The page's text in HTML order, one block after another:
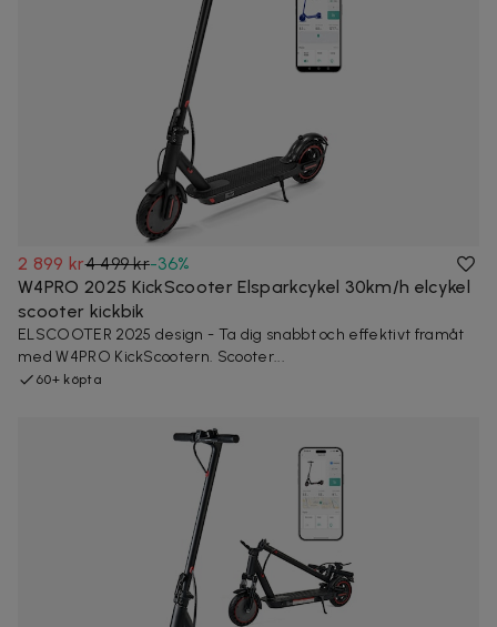
2 899 kr4 499 kr-36%
W4PRO 2025 KickScooter Elsparkcykel 30km/h elcykel
scooter kickbik
ELSCOOTER 2025 design - Ta dig snabbt och effektivt framåt
med W4PRO KickScootern. Scooter...
60+ köpta